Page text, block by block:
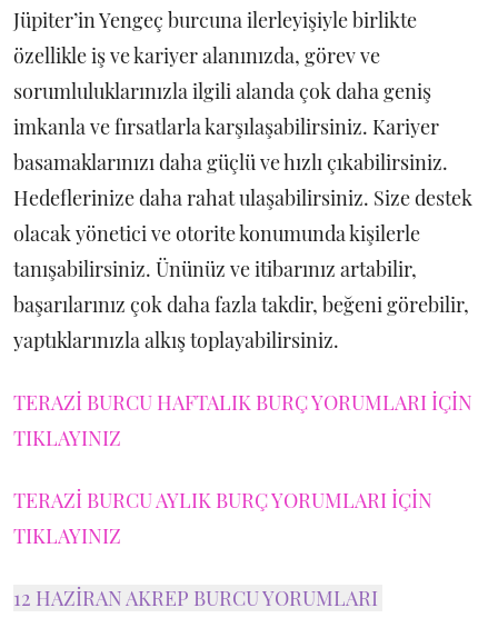
Jüpiter’in Yengeç burcuna ilerleyişiyle birlikte
özellikle iş ve kariyer alanınızda, görev ve
sorumluluklarınızla ilgili alanda çok daha geniş
imkanla ve fırsatlarla karşılaşabilirsiniz. Kariyer
basamaklarınızı daha güçlü ve hızlı çıkabilirsiniz.
Hedeflerinize daha rahat ulaşabilirsiniz. Size destek
olacak yönetici ve otorite konumunda kişilerle
tanışabilirsiniz. Ününüz ve itibarınız artabilir,
başarılarınız çok daha fazla takdir, beğeni görebilir,
yaptıklarınızla alkış toplayabilirsiniz.
TERAZİ BURCU HAFTALIK BURÇ YORUMLARI İÇİN
TIKLAYINIZ
TERAZİ BURCU AYLIK BURÇ YORUMLARI İÇİN
TIKLAYINIZ
12 HAZİRAN AKREP BURCU YORUMLARI